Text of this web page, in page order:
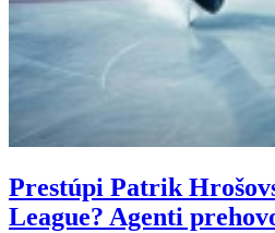
Prestúpi Patrik
League? Agenti